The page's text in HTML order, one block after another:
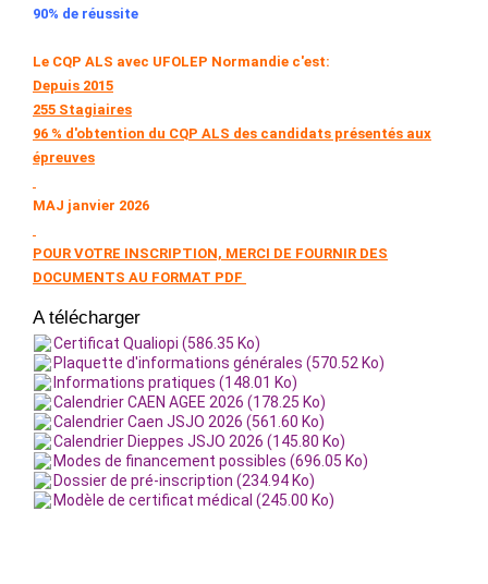
90% de réussite
Le CQP ALS avec UFOLEP Normandie c'est:
Depuis 2015
255 Stagiaires
96 % d'obtention du CQP ALS des candidats présentés aux
épreuves
MAJ janvier 2026
POUR VOTRE INSCRIPTION, MERCI DE FOURNIR DES
DOCUMENTS AU FORMAT PDF
A télécharger
Certificat Qualiopi (586.35 Ko)
Plaquette d'informations générales (570.52 Ko)
Informations pratiques (148.01 Ko)
Calendrier CAEN AGEE 2026 (178.25 Ko)
Calendrier Caen JSJO 2026 (561.60 Ko)
Calendrier Dieppes JSJO 2026 (145.80 Ko)
Modes de financement possibles (696.05 Ko)
Dossier de pré-inscription (234.94 Ko)
Modèle de certificat médical (245.00 Ko)